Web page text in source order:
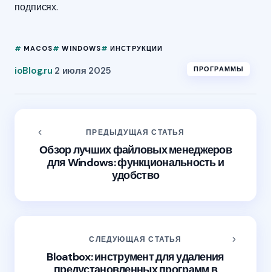
подписях.
MACOS WINDOWS ИНСТРУКЦИИ
ioBlog.ru 2 июля 2025 ПРОГРАММЫ
ПРЕДЫДУЩАЯ СТАТЬЯ
Обзор лучших файловых менеджеров
для Windows: функциональность и
удобство
СЛЕДУЮЩАЯ СТАТЬЯ
Bloatbox: инструмент для удаления